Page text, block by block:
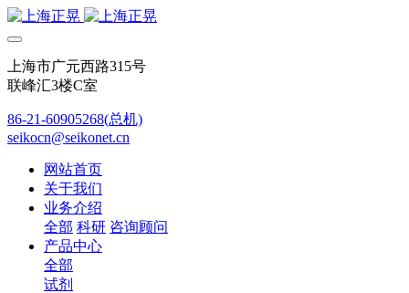
上海市广元西路315号
联峰汇3楼C室
86-21-60905268(总机)
seikocn@seikonet.cn
网站首页
关于我们
业务介绍
全部 科研 咨询顾问
产品中心
全部
试剂